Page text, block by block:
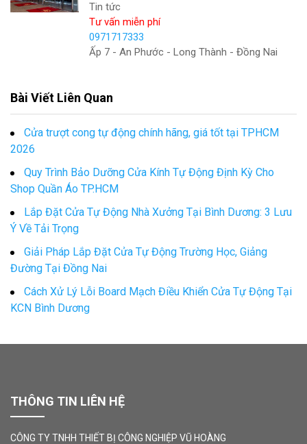
Tin tức
Tư vấn miễn phí
0971717333
Ấp 7 - An Phước - Long Thành - Đồng Nai
Bài Viết Liên Quan
Cửa trượt cong tự động chính hãng, giá tốt tại TPHCM
2026
Quy Trình Bảo Dưỡng Cửa Kính Tự Động Định Kỳ Cho
Shop Quần Áo TP.HCM
Lắp Đặt Cửa Tự Động Nhà Xưởng Tại Bình Dương: 3 Lưu
Ý Về Tải Trọng
Giải Pháp Lắp Đặt Cửa Tự Động Trường Học, Giảng
Đường Tại Đồng Nai
Cách Xử Lý Lỗi Board Mạch Điều Khiển Cửa Tự Động Tại
KCN Bình Dương
THÔNG TIN LIÊN HỆ
CÔNG TY TNHH THIẾT BỊ CÔNG NGHIỆP VŨ HOÀNG